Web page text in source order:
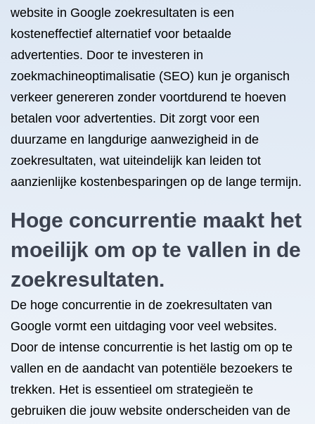
website in Google zoekresultaten is een
kosteneffectief alternatief voor betaalde
advertenties. Door te investeren in
zoekmachineoptimalisatie (SEO) kun je organisch
verkeer genereren zonder voortdurend te hoeven
betalen voor advertenties. Dit zorgt voor een
duurzame en langdurige aanwezigheid in de
zoekresultaten, wat uiteindelijk kan leiden tot
aanzienlijke kostenbesparingen op de lange termijn.
Hoge concurrentie maakt het
moeilijk om op te vallen in de
zoekresultaten.
De hoge concurrentie in de zoekresultaten van
Google vormt een uitdaging voor veel websites.
Door de intense concurrentie is het lastig om op te
vallen en de aandacht van potentiële bezoekers te
trekken. Het is essentieel om strategieën te
gebruiken die jouw website onderscheiden van de